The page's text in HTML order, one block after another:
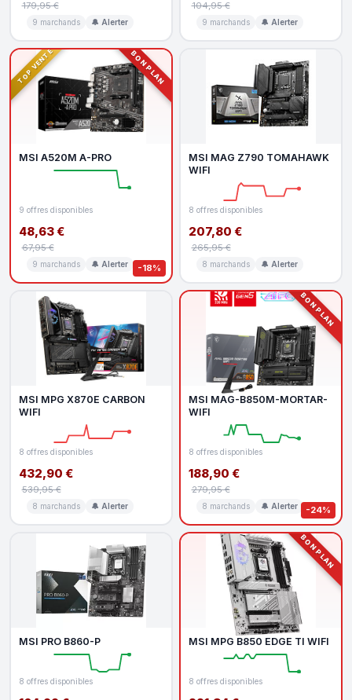
179,95 €
9 marchands 🔔 Alerter
104,95 €
9 marchands 🔔 Alerter
TOP VENTE BON PLAN
-18%
MSI A520M A-PRO
9 offres disponibles
48,63 €
67,95 €
9 marchands 🔔 Alerter
MSI MAG Z790 TOMAHAWK
WIFI
8 offres disponibles
207,80 €
265,95 €
8 marchands 🔔 Alerter
MSI MPG X870E CARBON
WIFI
8 offres disponibles
432,90 €
539,95 €
8 marchands 🔔 Alerter
BON PLAN
-24%
MSI MAG-B850M-MORTAR-
WIFI
8 offres disponibles
188,90 €
279,95 €
8 marchands 🔔 Alerter
MSI PRO B860-P
8 offres disponibles
BON PLAN
MSI MPG B850 EDGE TI WIFI
8 offres disponibles